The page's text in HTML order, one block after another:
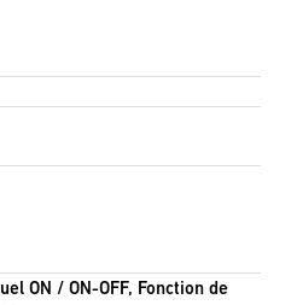
ON / ON-OFF, Fonction de